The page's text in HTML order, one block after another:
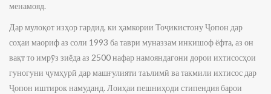
менамояд.
Дар мулоқот изҳор гардид, ки ҳамкории Тоҷикистону Ҷопон дар
соҳаи маориф аз соли 1993 ба таври муназзам инкишоф ёфта, аз он
вақт то имрӯз зиёда аз 2500 нафар намояндагони дорои ихтисосҳои
гуногуни ҷумҳурӣ дар машғулияти таълимӣ ва такмили ихтисос дар
Ҷопон иштирок намуданд. Лоиҳаи пешниҳоди стипендия барои